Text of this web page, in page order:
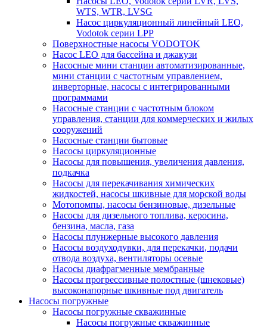
WTS, WTR, LVSG
Насос циркуляционный линейный LEO,
Vodotok серии LPP
Поверхностные насосы VODOTOK
Насос LEO для бассейна и джакузи
Насосные мини станции автоматизированные,
мини станции с частотным управлением,
инверторные, насосы с интегрированными
программами
Насосные станции с частотным блоком
управления, станции для коммерческих и жилых
сооружений
Насосные станции бытовые
Насосы циркуляционные
Насосы для повышения, увеличения давления,
подкачка
Насосы для перекачивания химических
жидкостей, насосы шкивные для морской воды
Мотопомпы, насосы бензиновые, дизельные
Насосы для дизельного топлива, керосина,
бензина, масла, газа
Насосы плунжерные высокого давления
Насосы воздуходувки, для перекачки, подачи
отвода воздуха, вентиляторы осевые
Насосы диафрагменные мембранные
Насосы прогрессивные полостные (шнековые)
высоконапорные шкивные под двигатель
Насосы погружные
Насосы погружные скважинные
Насосы погружные скважинные